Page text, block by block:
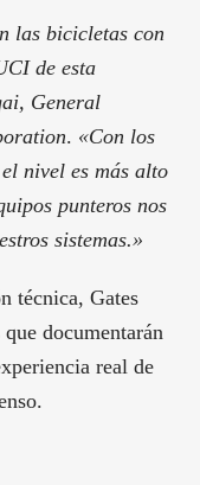
las bicicletas con
de esta
General
. «Con los
nivel es más alto
punteros nos
sistemas.»
técnica, Gates
documentarán
real de